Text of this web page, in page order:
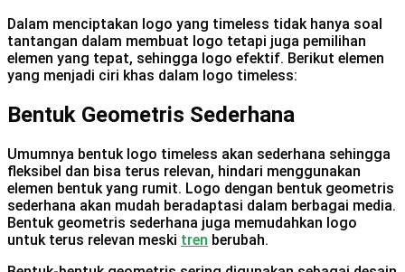
Dalam menciptakan logo yang timeless tidak hanya soal
tantangan dalam membuat logo tetapi juga pemilihan
elemen yang tepat, sehingga logo efektif. Berikut elemen
yang menjadi ciri khas dalam logo timeless:
Bentuk Geometris Sederhana
Umumnya bentuk logo timeless akan sederhana sehingga
fleksibel dan bisa terus relevan, hindari menggunakan
elemen bentuk yang rumit. Logo dengan bentuk geometris
sederhana akan mudah beradaptasi dalam berbagai media.
Bentuk geometris sederhana juga memudahkan logo
untuk terus relevan meski tren berubah.